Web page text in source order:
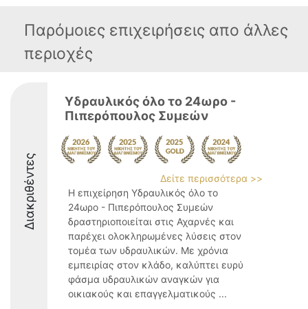
Παρόμοιες επιχειρήσεις απο άλλες
περιοχές
Διακριθέντες
Υδραυλικός όλο το 24ωρο -
Πιπερόπουλος Συμεών
Δείτε περισσότερα >>
Η επιχείρηση Υδραυλικός όλο το
24ωρο - Πιπερόπουλος Συμεών
δραστηριοποιείται στις Αχαρνές και
παρέχει ολοκληρωμένες λύσεις στον
τομέα των υδραυλικών. Με χρόνια
εμπειρίας στον κλάδο, καλύπτει ευρύ
φάσμα υδραυλικών αναγκών για
οικιακούς και επαγγελματικούς ...